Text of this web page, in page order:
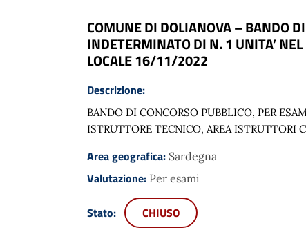
COMUNE DI DOLIANOVA – BANDO
INDETERMINATO DI N. 1 UNITA’
LOCALE 16/11/2022
Descrizione:
BANDO DI CONCORSO PUBBLICO, PER
ISTRUTTORE TECNICO, AREA ISTRUTTORI
Area geografica: Sardegna
Valutazione: Per esami
Stato:
CHIUSO